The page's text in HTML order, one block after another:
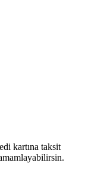
kartına taksit